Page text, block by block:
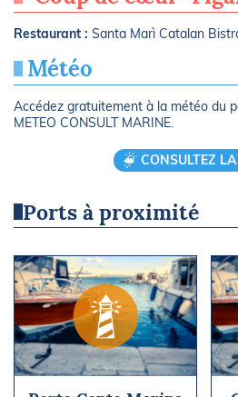
Restaurant : Santa Marì Catalan
Météo
Accédez gratuitement à la météo du
METEO CONSULT MARINE.
CONSULTEZ
Ports à proximité